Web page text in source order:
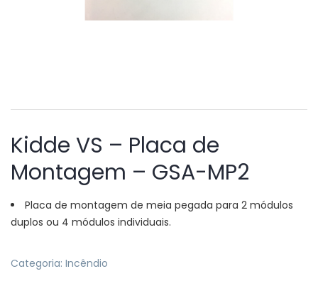
Kidde VS – Placa de
Montagem – GSA-MP2
Placa de montagem de meia pegada para 2 módulos
duplos ou 4 módulos individuais.
Categoria: Incêndio